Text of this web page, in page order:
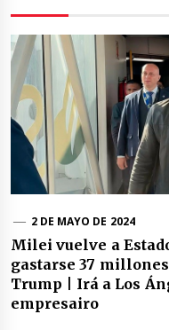
2 DE MAYO DE 2024
Milei vuelve a
gastarse 37
Trump | Irá a Los
empresairo